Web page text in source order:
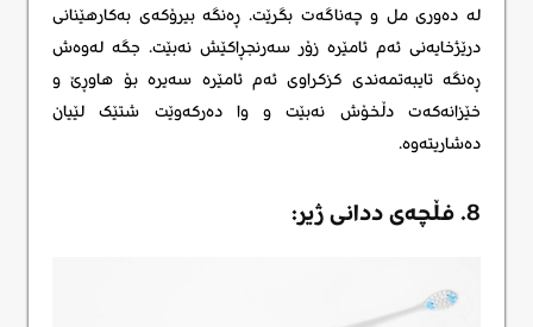
لە دەوری مل و چەناگەت بگرێت. ڕەنگە بیرۆکەی بەکارهێنانی
درێژخایەنی ئەم ئامێرە زۆر سەرنجڕاکێش نەبێت. جگە لەوەش
ڕەنگە تایبەتمەندی کزکراوی ئەم ئامێرە سەیرە بۆ هاوڕێ و
خێزانەکەت دڵخۆش نەبێت و وا دەرکەوێت شتێک لێیان
دەشاریتەوە.
8. فڵچەی ددانی ژیر: